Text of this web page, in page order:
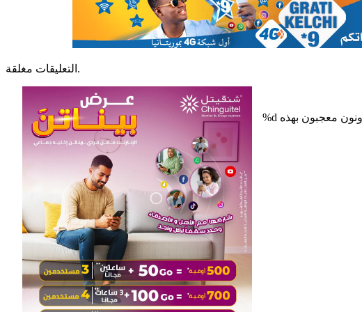
التعليقات مغلقة.
%d